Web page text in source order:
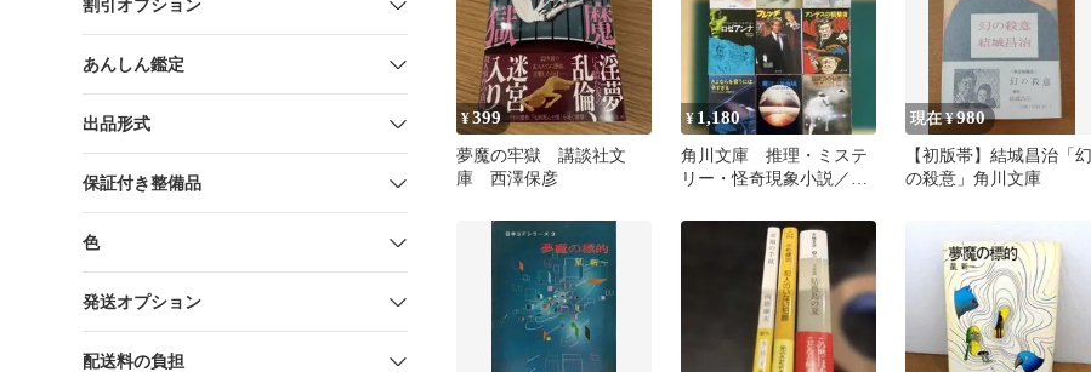
割引オプション
あんしん鑑定
出品形式
保証付き整備品
色
発送オプション
配送料の負担
¥399
夢魔の牢獄 講談社文
庫 西澤保彦
¥ 1,180
角川文庫 推理・ミステ
リー・怪奇現象小説／ド
ト フレッチ 他
現在 ¥980
【初版帯】結城昌治「幻
の殺意」角川文庫